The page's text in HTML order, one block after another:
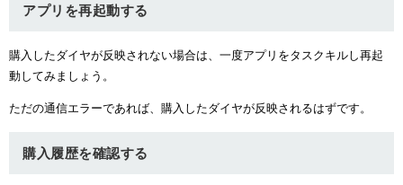
アプリを再起動する
購入したダイヤが反映されない場合は、一度アプリをタスクキルし再起
動してみましょう。
ただの通信エラーであれば、購入したダイヤが反映されるはずです。
購入履歴を確認する